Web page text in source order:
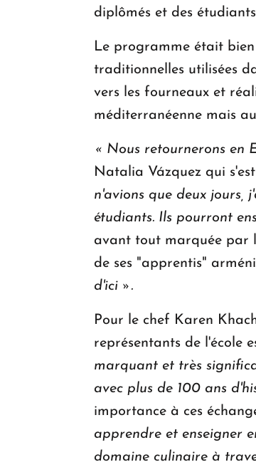
diplômés et des
Le programme était
traditionnelles utilisées
vers les fourneaux et
méditerranéenne mais
« Nous retournerons en
Natalia Vázquez qui
n'avions que deux jours,
étudiants. Ils pourront
avant tout marquée par
de ses "apprentis"
d'ici ».
Pour le chef Karen
représentants de l'école
marquant et très
avec plus de 100 ans
importance à ces
apprendre et enseigner
domaine culinaire à